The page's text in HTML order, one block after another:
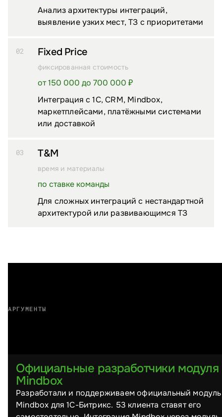
Анализ архитектуры интеграций,
выявление узких мест, ТЗ с приоритетами
02 Fixed Price
фиксированная стоимость
Интеграция с 1С, CRM, Mindbox,
маркетплейсами, платёжными системами
или доставкой
от 150 000 до 700 000 ₽
03 T&M
время и материалы
Для сложных интеграций с нестандартной
архитектурой или развивающимся ТЗ
по ставке команды
АРГУМЕНТЫ
Официальные разработчики модуля
Mindbox
Разработали и поддерживаем официальный модуль
Mindbox для 1С-Битрикс. 53 клиента ставят его